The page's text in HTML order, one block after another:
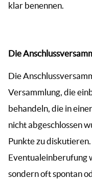
klar benennen.
Die
Die
Versammlung, die
behandeln, die in
nicht abgeschlossen
Punkte zu
Eventualeinberufung
sondern oft spontan